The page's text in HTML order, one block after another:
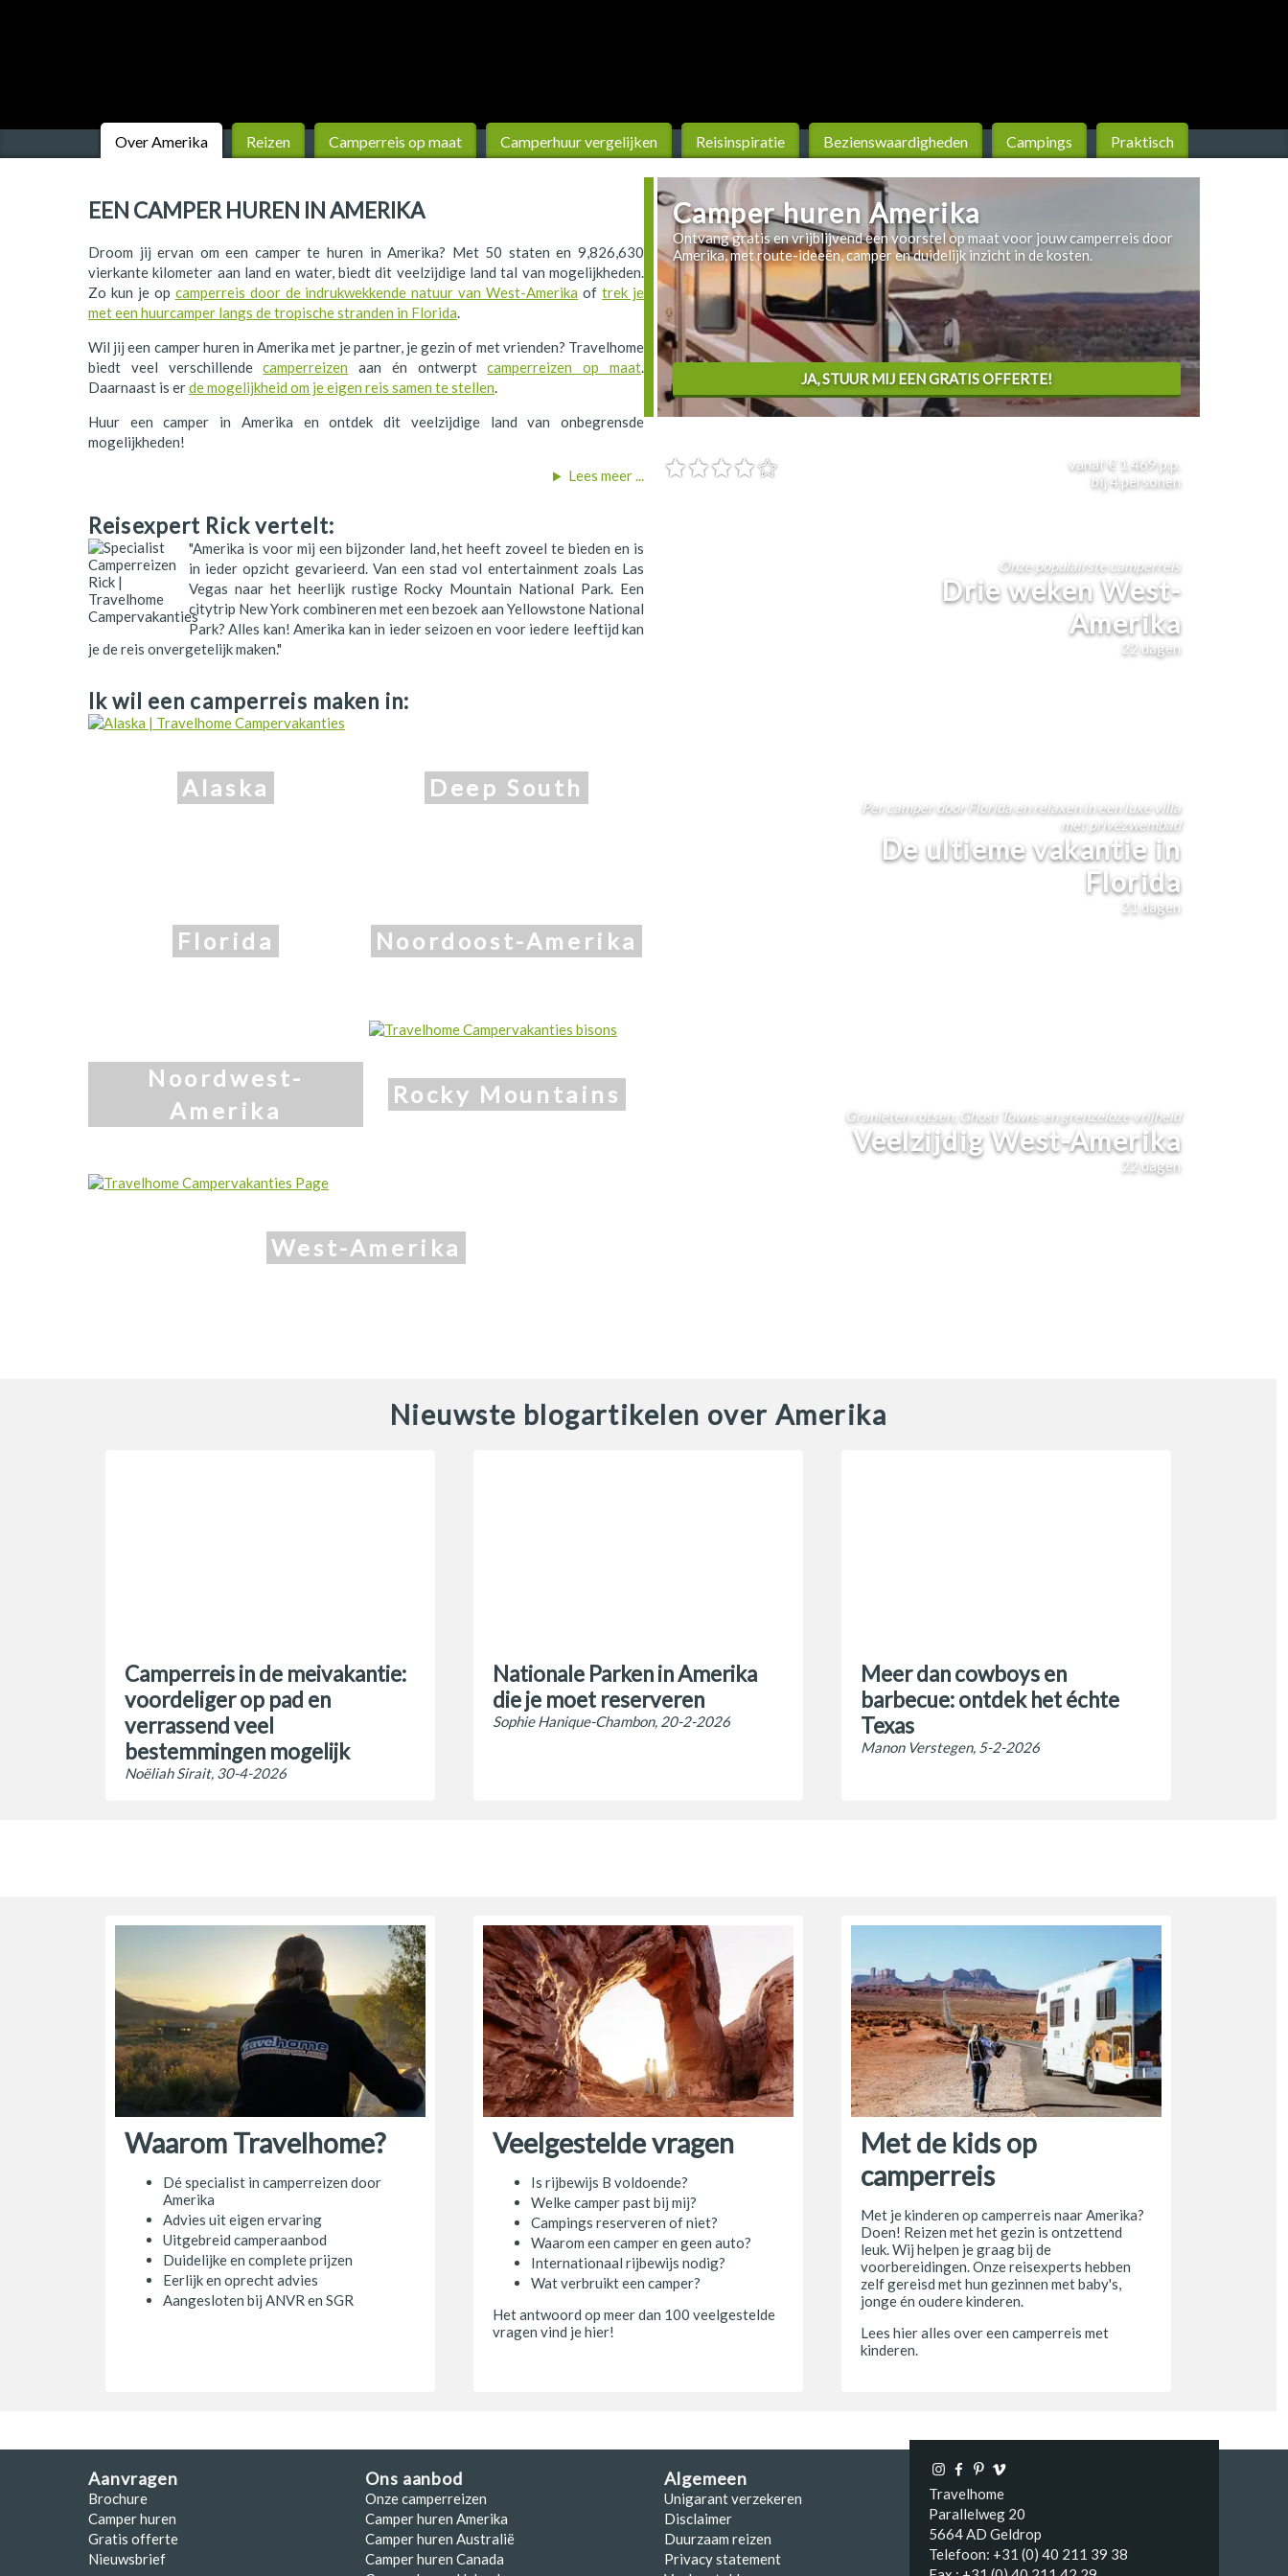
Nieuw-Zeeland
Schotland
Zuid-Afrika
Over Amerika Reizen Camperreis op maat Camperhuur vergelijken Reis­inspiratie Beziens­waardigheden Campings Praktisch
EEN CAMPER HUREN IN AMERIKA
Droom jij ervan om een camper te huren in Amerika? Met 50 staten en 9,826,630
vierkante kilometer aan land en water, biedt dit veelzijdige land tal van mogelijkheden.
Zo kun je op camperreis door de indrukwekkende natuur van West-Amerika oftrek je
met een huurcamper langs de tropische stranden in Florida.
Wil jij een camper huren in Amerika met je partner, je gezin of met vrienden? Travelhome
biedt veel verschillendecamperreizen aan én ontwerptcamperreizen op maat.
Daarnaast is erde mogelijkheid om je eigen reis samen te stellen.
Huur een camper in Amerika en ontdek dit veelzijdige land van onbegrensde
mogelijkheden!
Lees meer ...
Reisexpert Rick vertelt:
"Amerika is voor mij een bijzonder land, het heeft zoveel te bieden en is
in ieder opzicht gevarieerd. Van een stad vol entertainment zoals Las
Vegas naar het heerlijk rustige Rocky Mountain National Park. Een
citytrip New York combineren met een bezoek aan Yellowstone National
Park? Alles kan! Amerika kan in ieder seizoen en voor iedere leeftijd kan
je de reis onvergetelijk maken."
Ik wil een camperreis maken in:
Alaska Deep South
Florida Noordoost-Amerika
Noordwest-
Amerika
Rocky Mountains
West-Amerika
Camper huren Amerika
Ontvang gratis en vrijblijvend een voorstel op maat voor jouw camperreis door
Amerika, met route-ideeën, camper en duidelijk inzicht in de kosten.
JA, STUUR MIJ EEN GRATIS OFFERTE!
vanaf € 1.469p.p.
bij4personen
Onze populairste camperreis
Drie weken West-
Amerika
22 dagen
Per camper door Florida en relaxen in een luxe villa
met privézwembad
De ultieme vakantie in
Florida
21 dagen
Granieten rotsen, Ghost Towns en grenzeloze vrijheid
Veelzijdig West-Amerika
22 dagen
Nieuwste blogartikelen over Amerika
Camperreis in de meivakantie:
voordeliger op pad en
verrassend veel
bestemmingen mogelijk
Noëliah Sirait, 30-4-2026
Nationale Parken in Amerika
die je moet reserveren
Sophie Hanique-Chambon, 20-2-2026
Meer dan cowboys en
barbecue: ontdek het échte
Texas
Manon Verstegen, 5-2-2026
Waarom Travelhome?
Dé specialist in camperreizen door
Amerika
Advies uit eigen ervaring
Uitgebreid camperaanbod
Duidelijke en complete prijzen
Eerlijk en oprecht advies
Aangesloten bij ANVR en SGR
Veelgestelde vragen
Is rijbewijs B voldoende?
Welke camper past bij mij?
Campings reserveren of niet?
Waarom een camper en geen auto?
Internationaal rijbewijs nodig?
Wat verbruikt een camper?
Het antwoord op meer dan 100 veelgestelde
vragen vind je hier!
Met de kids op
camperreis
Met je kinderen op camperreis naar Amerika?
Doen! Reizen met het gezin is ontzettend
leuk. Wij helpen je graag bij de
voorbereidingen. Onze reisexperts hebben
zelf gereisd met hun gezinnen met baby's,
jonge én oudere kinderen.
Lees hier alles over een camperreis met
kinderen.
Aanvragen
Brochure
Camper huren
Gratis offerte
Nieuwsbrief
Ons aanbod
Onze camperreizen
Camper huren Amerika
Camper huren Australië
Camper huren Canada
Algemeen
Unigarant verzekeren
Disclaimer
Duurzaam reizen
Privacy statement
Travelhome
Parallelweg 20
5664 AD Geldrop
Telefoon: +31 (0) 40 211 39 38